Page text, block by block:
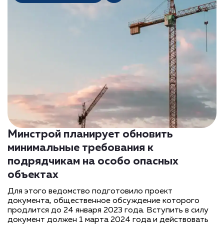
Минстрой планирует обновить
минимальные требования к
подрядчикам на особо опасных
объектах
Для этого ведомство подготовило проект
документа, общественное обсуждение которого
продлится до 24 января 2023 года. Вступить в силу
документ должен 1 марта 2024 года и действовать